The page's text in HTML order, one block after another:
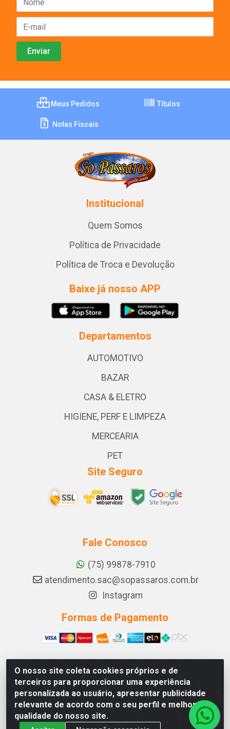
O nosso site coleta cookies próprios e de
terceiros para proporcionar uma experiência
personalizada ao usuário, apresentar publicidade
relevante de acordo com o seu perfil e melhorar a
qualidade do nosso site.
Meus Pedidos Títulos
Notas Fiscais
Institucional
Quem Somos
Política de Privacidade
Política de Troca e Devolução
Baixe já nosso APP
Departamentos
AUTOMOTIVO
BAZAR
CASA & ELETRO
HIGIENE, PERF E LIMPEZA
MERCEARIA
PET
Site Seguro
Fale Conosco
(75) 99878-7910
atendimento.sac@sopassaros.com.br
Instagram
Formas de Pagamento
A PINA DOS SANTOS DELEZZOTTE LTDA - RODOVIA BA
233, 27 - ZONA RURAL, ITABERABA/BA - CEP 46.880-
000 - CNPJ 30.578.948/0001-90